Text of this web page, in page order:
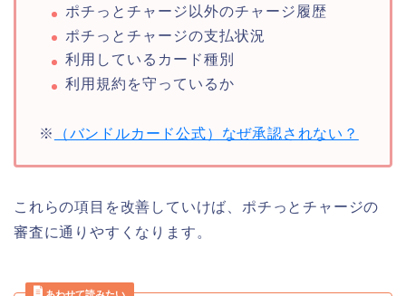
ポチっとチャージ以外のチャージ履歴
ポチっとチャージの支払状況
利用しているカード種別
利用規約を守っているか
※ （バンドルカード公式）なぜ承認されない？
これらの項目を改善していけば、ポチっとチャージの
審査に通りやすくなります。